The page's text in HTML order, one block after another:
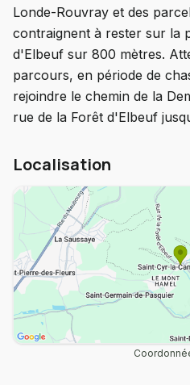
Londe-Rouvray et des
contraignent à rester sur la
d'Elbeuf sur 800 mètres.
parcours, en période de
rejoindre le chemin de la
rue de la Forêt d'Elbeuf
Localisation